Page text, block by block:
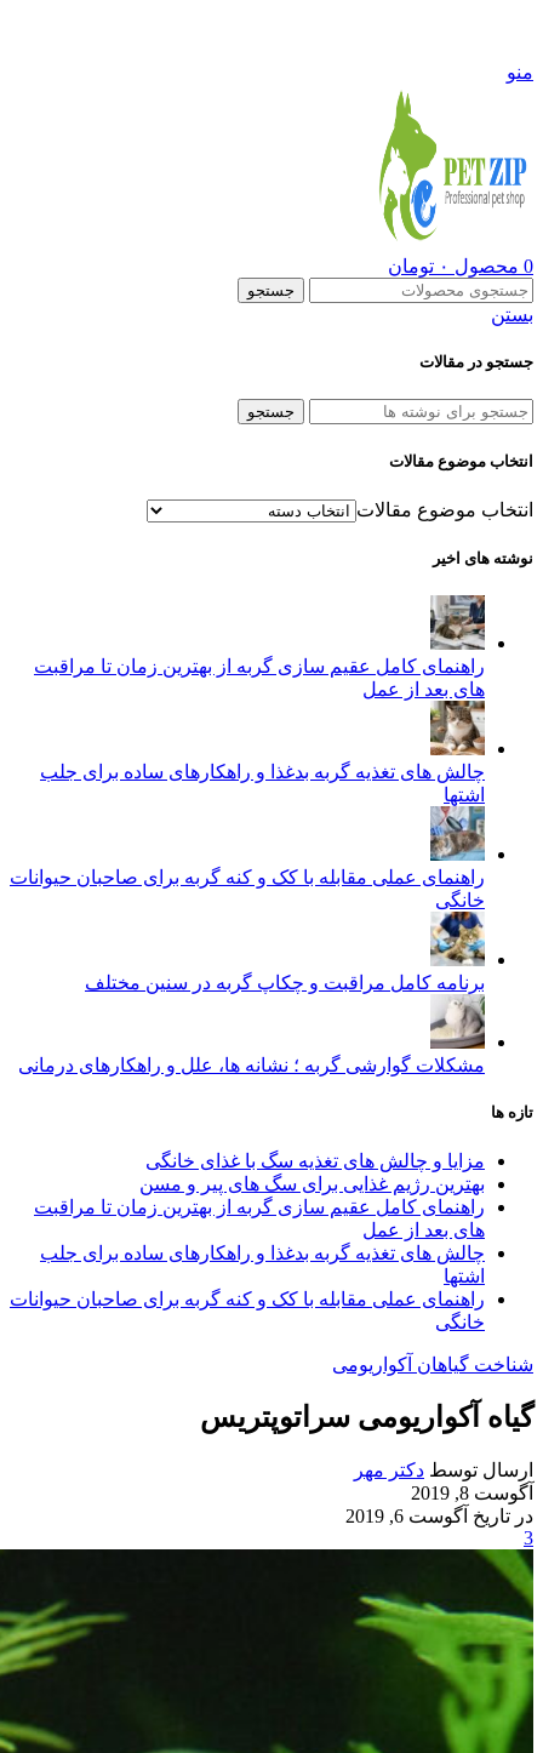
منو
0 محصول ۰ تومان
جستجو
بستن
جستجو در مقالات
جستجو
انتخاب موضوع مقالات
انتخاب موضوع مقالات
نوشته های اخیر
راهنمای کامل عقیم سازی گربه از بهترین زمان تا مراقبت‌
های بعد از عمل
چالش‌ های تغذیه گربه بدغذا و راهکارهای ساده برای جلب
اشتها
راهنمای عملی مقابله با کک و کنه گربه برای صاحبان حیوانات
خانگی
برنامه کامل مراقبت و چکاپ گربه در سنین مختلف
مشکلات گوارشی گربه ؛ نشانه‌ ها، علل و راهکارهای درمانی
تازه ها
مزایا و چالش‌ های تغذیه سگ با غذای خانگی
بهترین رژیم غذایی برای سگ‌ های پیر و مسن
راهنمای کامل عقیم سازی گربه از بهترین زمان تا مراقبت‌
های بعد از عمل
چالش‌ های تغذیه گربه بدغذا و راهکارهای ساده برای جلب
اشتها
راهنمای عملی مقابله با کک و کنه گربه برای صاحبان حیوانات
خانگی
شناخت گیاهان آکواریومی
گیاه آکواریومی سراتوپتریس
ارسال توسط دکتر مهر
آگوست 8, 2019
در تاریخ آگوست 6, 2019
3